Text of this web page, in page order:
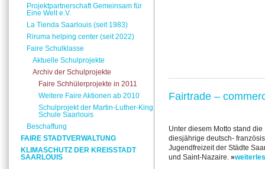
Fairtrade –
Unter diesem Motto stand die
diesjährige deutsch-
Jugendfreizeit der Städte
und Saint-Nazaire. »
Projektpartnerschaft Gemeinsam für
Eine Welt e.V.
La Tienda Saarlouis (seit 1983)
Riruma helping center (seit 2022)
Faire Schulklasse
Aktuelle Schulprojekte
Archiv der Schulprojekte
Faire Schhülerprojekte in 2011
Weitere Faire Aktionen ab 2010
Schulprojekt der Martin-Luther-King
Schule Saarlouis
Beschaffung
FAIRE STADTVERWALTUNG
KLIMASCHUTZ DER KREISSTADT
SAARLOUIS